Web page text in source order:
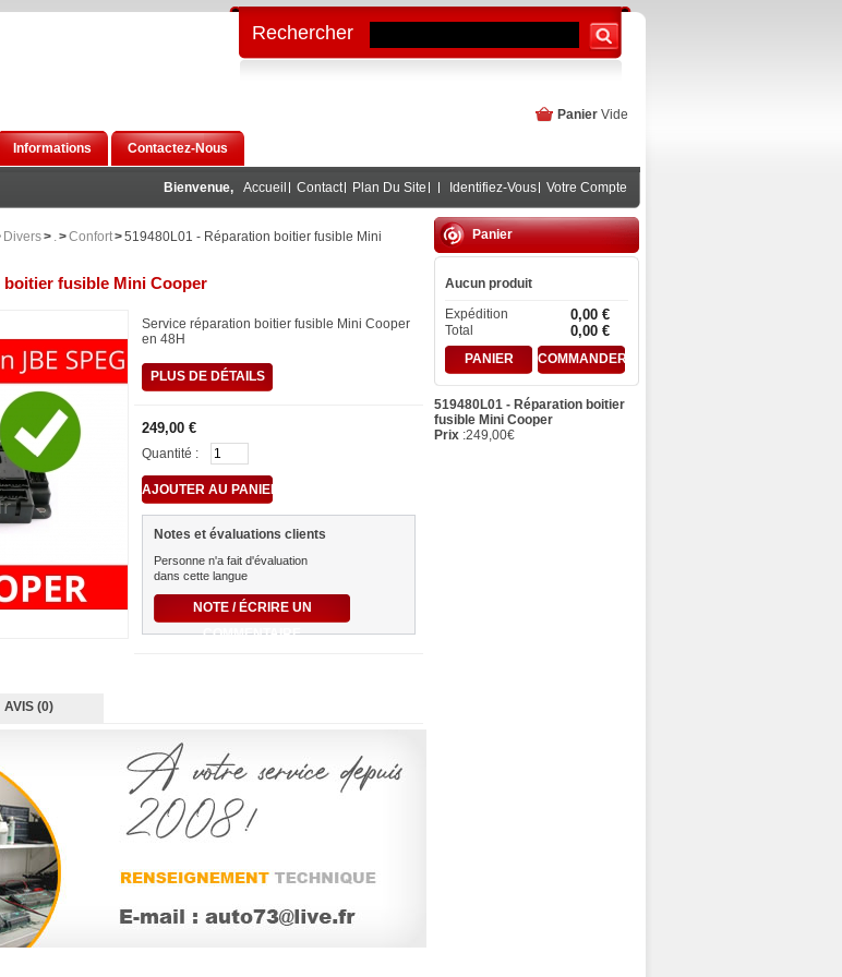
Informations Contactez-Nous
Panier Vide
Bienvenue, Accueil Contact Plan Du Site Identifiez-Vous Votre Compte
Rechercher
Divers> .>Confort>519480L01 - Réparation boitier fusible Mini
boitier fusible Mini Cooper
Service réparation boitier fusible Mini Cooper
en 48H
PLUS DE DÉTAILS
249,00 €
Quantité :
Notes et évaluations clients
Personne n'a fait d'évaluation
dans cette langue
NOTE / ÉCRIRE UN
COMMENTAIRE
AVIS (0)
Panier
Aucun produit
Expédition
0,00 €
Total 0,00 €
PANIER COMMANDER
519480L01 - Réparation boitier
fusible Mini Cooper
Prix :249,00€